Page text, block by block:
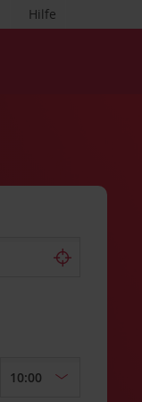
Hilfe